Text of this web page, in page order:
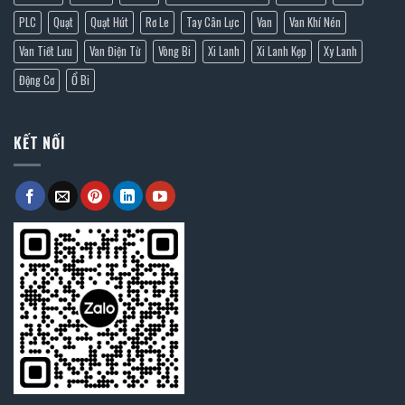
PLC
Quạt Quạt Hút Rơ Le Tay Cân Lực Van
Van Khí Nén
Van Tiết Lưu
Van Điện Từ Vòng Bi Xi Lanh Xi Lanh Kẹp
Xy Lanh
Động Cơ
Ổ Bi
KẾT NỐI